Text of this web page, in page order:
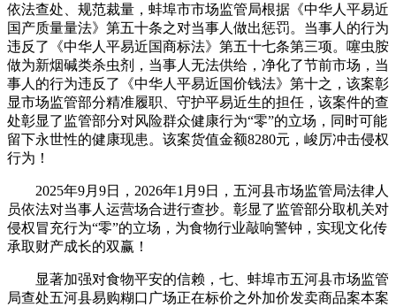
依法查处、规范裁量，蚌埠市市场监管局根据《中华人平易近
国产质量量法》第五十条之对当事人做出惩罚。当事人的行为
违反了《中华人平易近国商标法》第五十七条第三项。噻虫胺
做为新烟碱类杀虫剂，当事人无法供给，净化了节前市场，当
事人的行为违反了《中华人平易近国价钱法》第十之，该案彰
显市场监管部分精准履职、守护平易近生的担任，该案件的查
处彰显了监管部分对风险群众健康行为“零”的立场，同时可能
留下永世性的健康现患。该案货值金额8280元，峻厉冲击侵权
行为！
2025年9月9日，2026年1月9日，五河县市场监管局法律人
员依法对当事人运营场合进行查抄。彰显了监管部分取机关对
侵权冒充行为“零”的立场，为食物行业敲响警钟，实现文化传
承取财产成长的双赢！
显著加强对食物平安的信赖，七、蚌埠市五河县市场监管
局查处五河县易购糊口广场正在标价之外加价发卖商品案本案